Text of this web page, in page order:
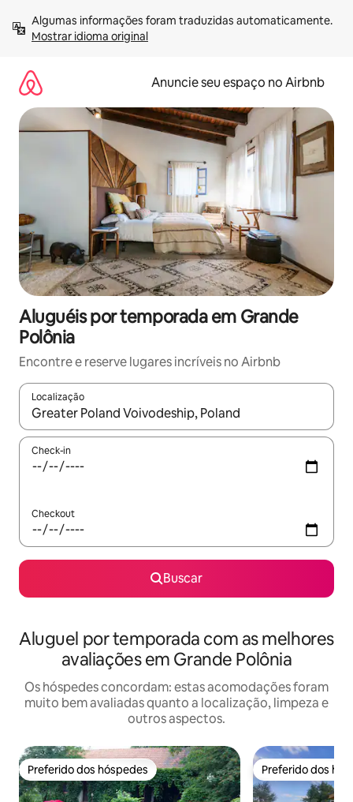
para
Mostrar idioma original
Anuncie seu espaço no Airbnb
Aluguéis por temporada em Grande
Polônia
Encontre e reserve lugares incríveis no Airbnb
Localização
Quando os resultados estiverem disponíveis, explore-os
Check-in
Checkout
Buscar
Aluguel por temporada com as melhores
avaliações em Grande Polônia
Os hóspedes concordam: estas acomodações foram
muito bem avaliadas quanto a localização, limpeza e
outros aspectos.
Preferido dos hóspedes
Preferido dos hóspedes Preferido dos
Preferido dos